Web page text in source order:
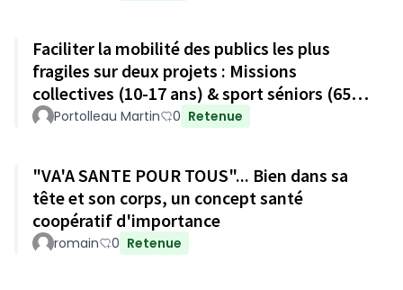
Faciliter la mobilité des publics les plus
fragiles sur deux projets : Missions
collectives (10-17 ans) & sport séniors (65
ans et +)
Portolleau Martin 0 Retenue
"VA'A SANTE POUR TOUS"... Bien dans sa
tête et son corps, un concept santé
coopératif d'importance
romain 0 Retenue